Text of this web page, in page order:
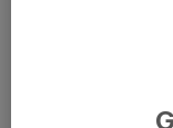
Svara på
Vid uteblivet svar kan